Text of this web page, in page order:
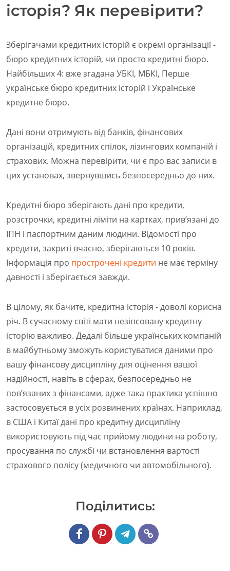
історія? Як перевірити?
Зберігачами кредитних історій є окремі організації -
бюро кредитних історій, чи просто кредитні бюро.
Найбільших 4: вже згадана УБКІ, МБКІ, Перше
українське бюро кредитних історій і Українське
кредитне бюро.
Дані вони отримують від банків, фінансових
організацій, кредитних спілок, лізингових компаній і
страхових. Можна перевірити, чи є про вас записи в
цих установах, звернувшись безпосередньо до них.
Кредитні бюро зберігають дані про кредити,
розстрочки, кредитні ліміти на картках, прив’язані до
ІПН і паспортним даним людини. Відомості про
кредити, закриті вчасно, зберігаються 10 років.
Інформація про прострочені кредити не має терміну
давності і зберігається завжди.
В цілому, як бачите, кредитна історія - доволі корисна
річ. В сучасному світі мати незіпсовану кредитну
історію важливо. Дедалі більше українських компаній
в майбутньому зможуть користуватися даними про
вашу фінансову дисципліну для оцінення вашої
надійності, навіть в сферах, безпосередньо не
пов’язаних з фінансами, адже така практика успішно
застосовується в усіх розвинених країнах. Наприклад,
в США і Китаї дані про кредитну дисципліну
використовують під час прийому людини на роботу,
просування по службі чи встановлення вартості
страхового полісу (медичного чи автомобільного).
Подiлитись: